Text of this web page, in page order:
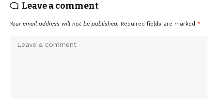
Leave a comment
Your email address will not be published. Required fields are marked *